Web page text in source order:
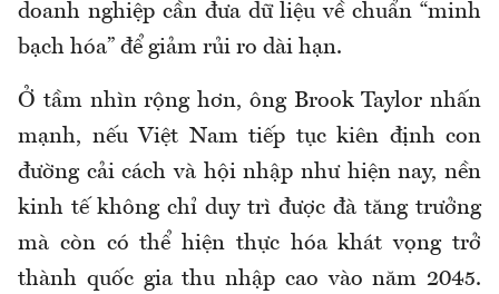
doanh nghiệp cần đưa dữ liệu về chuẩn “minh
bạch hóa” để giảm rủi ro dài hạn.
Ở tầm nhìn rộng hơn, ông Brook Taylor nhấn
mạnh, nếu Việt Nam tiếp tục kiên định con
đường cải cách và hội nhập như hiện nay, nền
kinh tế không chỉ duy trì được đà tăng trưởng
mà còn có thể hiện thực hóa khát vọng trở
thành quốc gia thu nhập cao vào năm 2045.